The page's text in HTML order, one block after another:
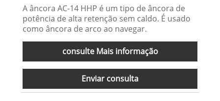
A âncora AC-14 HHP é um tipo de âncora de
potência de alta retenção sem caldo. É usado
como âncora de arco ao navegar.
consulte Mais informação
Enviar consulta